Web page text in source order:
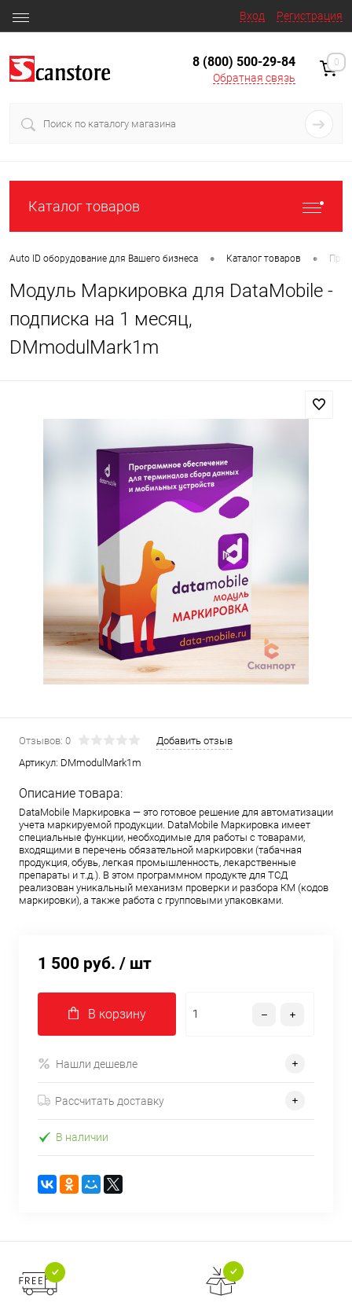
Вход Регистрация
8 (800) 500-29-84
Обратная связь
0
Каталог товаров
Auto ID оборудование для Вашего бизнеса • Каталог товаров •
Модуль Маркировка для DataMobile -
подписка на 1 месяц,
DMmodulMark1m
Отзывов: 0
Добавить отзыв
Артикул: DMmodulMark1m
Описание товара:
DataMobile Маркировка — это готовое решение для автоматизации
учета маркируемой продукции. DataMobile Маркировка имеет
специальные функции, необходимые для работы с товарами,
входящими в перечень обязательной маркировки (табачная
продукция, обувь, легкая промышленность, лекарственные
препараты и т.д.). В этом программном продукте для ТСД
реализован уникальный механизм проверки и разбора КМ (кодов
маркировки), а также работа с групповыми упаковками.
1 500 руб. / шт
В корзину
Нашли дешевле
Рассчитать доставку
В наличии